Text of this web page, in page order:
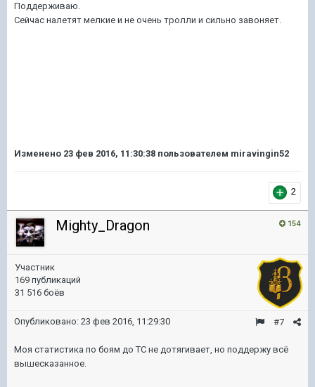
Поддерживаю.
Сейчас налетят мелкие и не очень тролли и сильно завоняет.
Изменено 23 фев 2016, 11:30:38 пользователем miravingin52
2
154
Mighty_Dragon
Участник
169 публикаций
31 516 боёв
#7
Опубликовано: 23 фев 2016, 11:29:30
Моя статистика по боям до ТС не дотягивает, но поддержу всё
вышесказанное.